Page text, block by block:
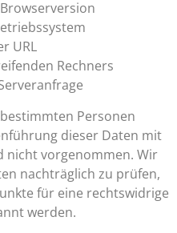
URL
Rechners
Personen
dieser Daten mit
nicht vorgenommen. Wir
nachträglich zu prüfen,
für eine rechtswidrige
werden.